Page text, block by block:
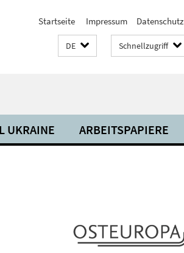
Startseite Impressum Datenschutz
DE Schnellzugriff
UKRAINE ARBEITSPAPIERE